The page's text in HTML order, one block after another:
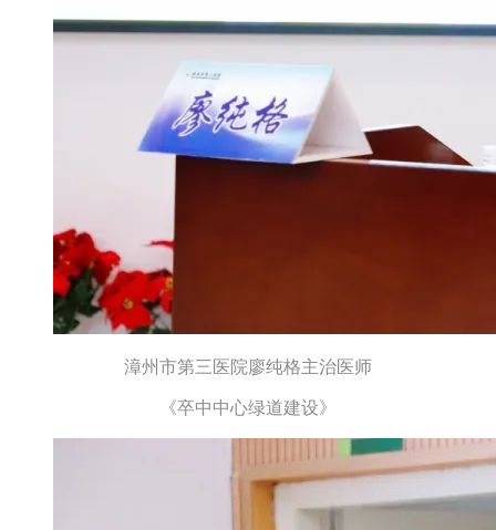
漳州市第三医院廖纯格主治医师
《卒中中心绿道建设》